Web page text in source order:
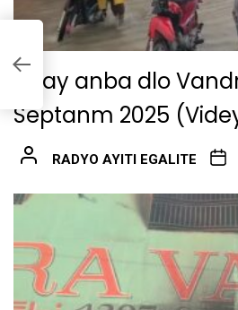
Okay anba dlo
Septanm 2025
RADYO AYITI EGALITE